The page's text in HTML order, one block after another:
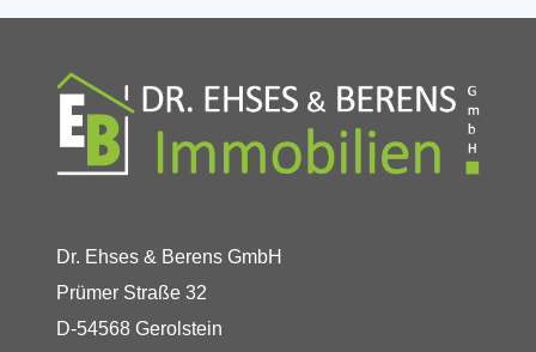
Dr. Ehses & Berens GmbH
Prümer Straße 32
D-54568 Gerolstein